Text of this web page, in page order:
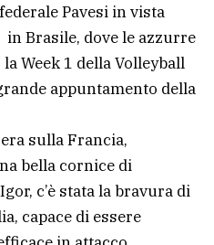
Pavesi in vista
Brasile, dove le azzurre
Week 1 della Volleyball
appuntamento della
sulla Francia,
bella cornice di
c’è stata la bravura di
capace di essere